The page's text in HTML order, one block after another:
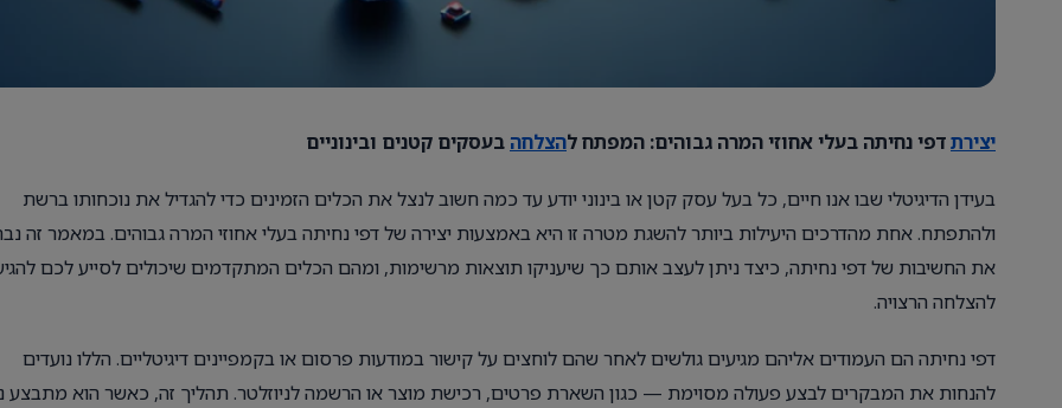
יצירתדפי נחיתה בעלי אחוזי המרה גבוהים: המפתח להצלחה בעסקים קטנים ובינוניים
בעידן הדיגיטלי שבו אנו חיים, כל בעל עסק קטן או בינוני יודע עד כמה חשוב לנצל את הכלים הזמינים כדי להגדיל את נוכחותו ברשת
ולהתפתח. אחת מהדרכים היעילות ביותר להשגת מטרה זו היא באמצעות יצירה של דפי נחיתה בעלי אחוזי המרה גבוהים. במאמר זה
את החשיבות של דפי נחיתה, כיצד ניתן לעצב אותם כך שיעניקו תוצאות מרשימות, ומהם הכלים המתקדמים שיכולים לסייע לכם
להצלחה הרצויה.
דפי נחיתה הם העמודים אליהם מגיעים גולשים לאחר שהם לוחצים על קישור במודעות פרסום או בקמפיינים דיגיטליים. הללו נועדים
להנחות את המבקרים לבצע פעולה מסוימת — כגון השארת פרטים, רכישת מוצר או הרשמה לניוזלטר. תהליך זה, כאשר הוא מתבצע